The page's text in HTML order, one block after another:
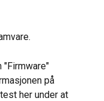
"Firmware"
på
her under at